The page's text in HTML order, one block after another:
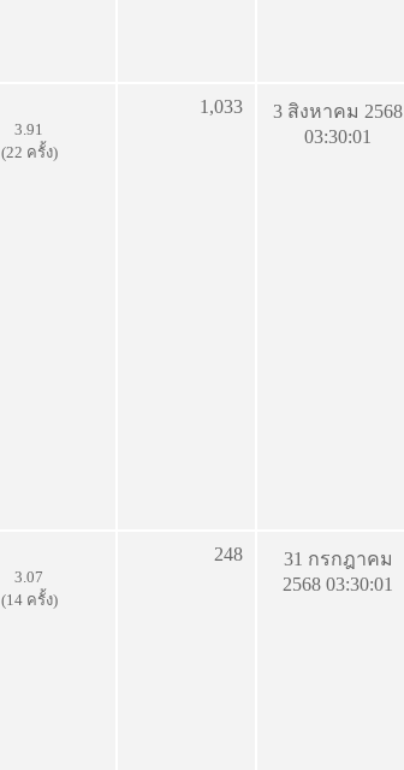
3.91
(22 ครั้ง)
1,033
3 สิงหาคม 2568
03:30:01
3.07
(14 ครั้ง)
248
31 กรกฎาคม
2568 03:30:01